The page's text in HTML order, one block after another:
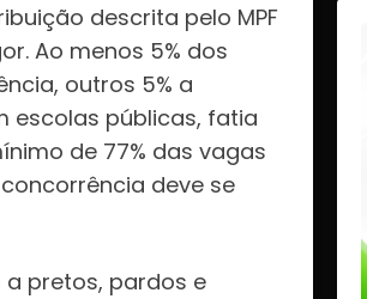
descrita pelo MPF
Ao menos 5% dos
outros 5% a
escolas públicas, fatia
de 77% das vagas
deve se
pretos, pardos e